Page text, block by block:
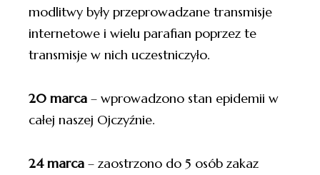
modlitwy były przeprowadzane transmisje
internetowe i wielu parafian poprzez te
transmisje w nich uczestniczyło.
20 marca – wprowadzono stan epidemii w
całej naszej Ojczyźnie.
24 marca – zaostrzono do 5 osób zakaz